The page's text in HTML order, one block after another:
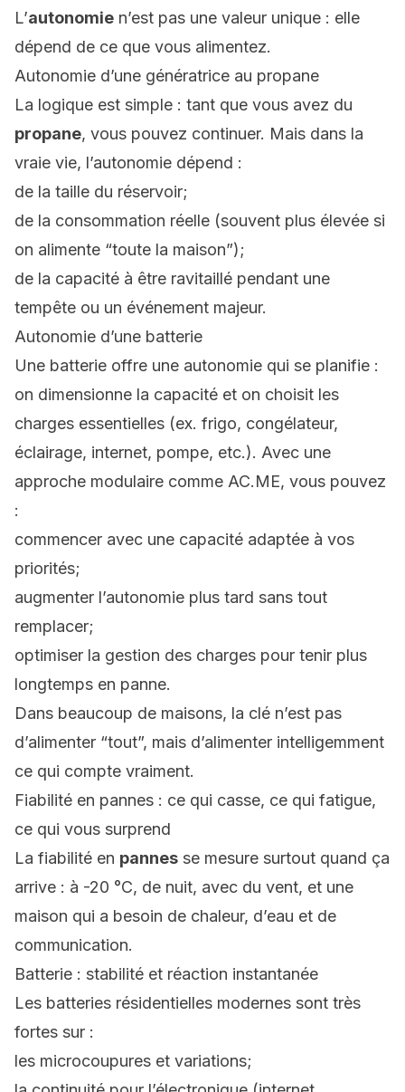
L’autonomie n’est pas une valeur unique : elle
dépend de ce que vous alimentez.
Autonomie d’une génératrice au propane
La logique est simple : tant que vous avez du
propane, vous pouvez continuer. Mais dans la
vraie vie, l’autonomie dépend :
de la taille du réservoir;
de la consommation réelle (souvent plus élevée si
on alimente “toute la maison”);
de la capacité à être ravitaillé pendant une
tempête ou un événement majeur.
Autonomie d’une batterie
Une batterie offre une autonomie qui se planifie :
on dimensionne la capacité et on choisit les
charges essentielles (ex. frigo, congélateur,
éclairage, internet, pompe, etc.). Avec une
approche modulaire comme AC.ME, vous pouvez
:
commencer avec une capacité adaptée à vos
priorités;
augmenter l’autonomie plus tard sans tout
remplacer;
optimiser la gestion des charges pour tenir plus
longtemps en panne.
Dans beaucoup de maisons, la clé n’est pas
d’alimenter “tout”, mais d’alimenter intelligemment
ce qui compte vraiment.
Fiabilité en pannes : ce qui casse, ce qui fatigue,
ce qui vous surprend
La fiabilité en pannes se mesure surtout quand ça
arrive : à -20 °C, de nuit, avec du vent, et une
maison qui a besoin de chaleur, d’eau et de
communication.
Batterie : stabilité et réaction instantanée
Les batteries résidentielles modernes sont très
fortes sur :
les microcoupures et variations;